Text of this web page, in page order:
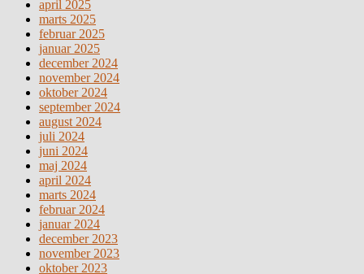
april 2025
marts 2025
februar 2025
januar 2025
december 2024
november 2024
oktober 2024
september 2024
august 2024
juli 2024
juni 2024
maj 2024
april 2024
marts 2024
februar 2024
januar 2024
december 2023
november 2023
oktober 2023